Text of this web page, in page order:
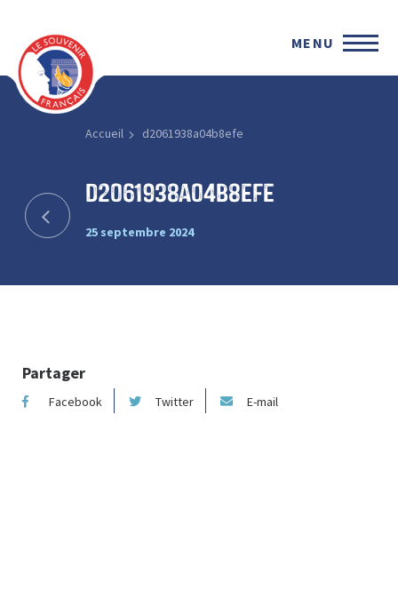
MENU
Accueil d2061938a04b8efe
d2061938a04b8efe
25 septembre 2024
Partager
Facebook Twitter E-mail